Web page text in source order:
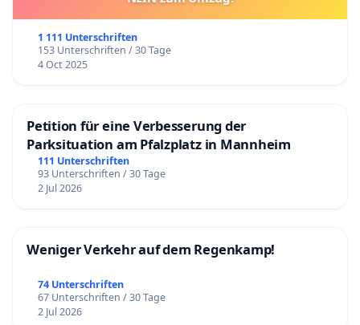
1 111 Unterschriften
153 Unterschriften / 30 Tage
4 Oct 2025
Petition für eine Verbesserung der
Parksituation am Pfalzplatz in Mannheim
111 Unterschriften
93 Unterschriften / 30 Tage
2 Jul 2026
Weniger Verkehr auf dem Regenkamp!
74 Unterschriften
67 Unterschriften / 30 Tage
2 Jul 2026